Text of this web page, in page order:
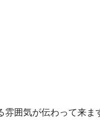
雰囲気が伝わって来ま